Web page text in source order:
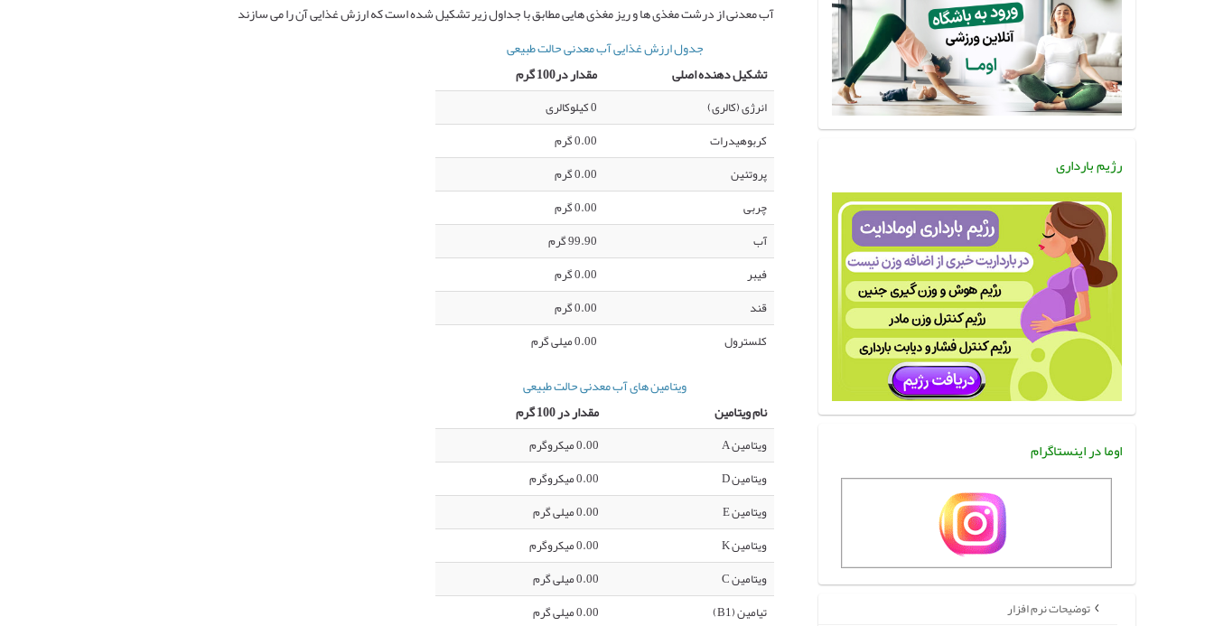
آب معدنی از درشت مغذی ها و ریز مغذی هایی مطابق با جداول زیر تشکیل شده است که ارزش غذایی آن را می سازند
جدول ارزش غذایی آب معدنی حالت طبیعی
تشکیل دهنده اصلی
مقدار در100 گرم
انرژی (کالری)
0 کیلوکالری
کربوهیدرات
0.00 گرم
پروتئین
0.00 گرم
چربی
0.00 گرم
آب
99.90 گرم
فیبر
0.00 گرم
قند
0.00 گرم
کلسترول
0.00 میلی گرم
ویتامین های آب معدنی حالت طبیعی
نام ویتامین
مقدار در 100 گرم
ویتامین A
0.00 میکروگرم
ویتامین D
0.00 میکروگرم
ویتامین E
0.00 میلی گرم
ویتامین K
0.00 میکروگرم
ویتامین C
0.00 میلی گرم
تیامین (B1)
0.00 میلی گرم
رژیم بارداری
اوما در اینستاگرام
توضیحات نرم افزار